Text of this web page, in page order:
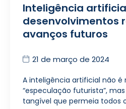
Inteligência
desenvolvimentos
avanços futuros
21 de março de 2024
A inteligência artificial não é
“especulação futurista”,
tangível que permeia todos